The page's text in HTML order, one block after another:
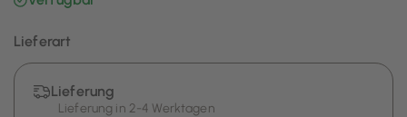
Lieferart
Lieferung
Lieferung in 2-4 Werktagen